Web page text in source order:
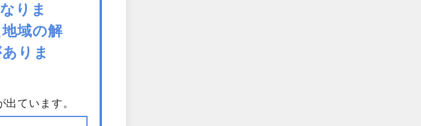
りま
域の解
りま
ています。